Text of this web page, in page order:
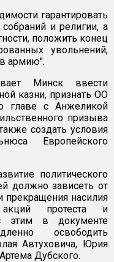
гарантировать
и религии, а
положить конец
увольнений,
армию".
Минск ввести
казни, признать ОО
главе с Анжеликой
призыва
создать условия
Европейского
политического
должно зависеть от
прекращения насилия
протеста и
этим в документе
освободить
Автуховича, Юрия
Дубского.